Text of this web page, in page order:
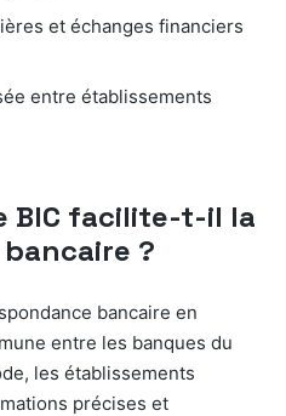
et échanges financiers
entre établissements
BIC facilite-t-il la
?
bancaire en
entre les banques du
les établissements
précises et